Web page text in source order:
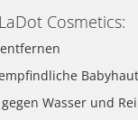
Cosmetics:
Wasser und